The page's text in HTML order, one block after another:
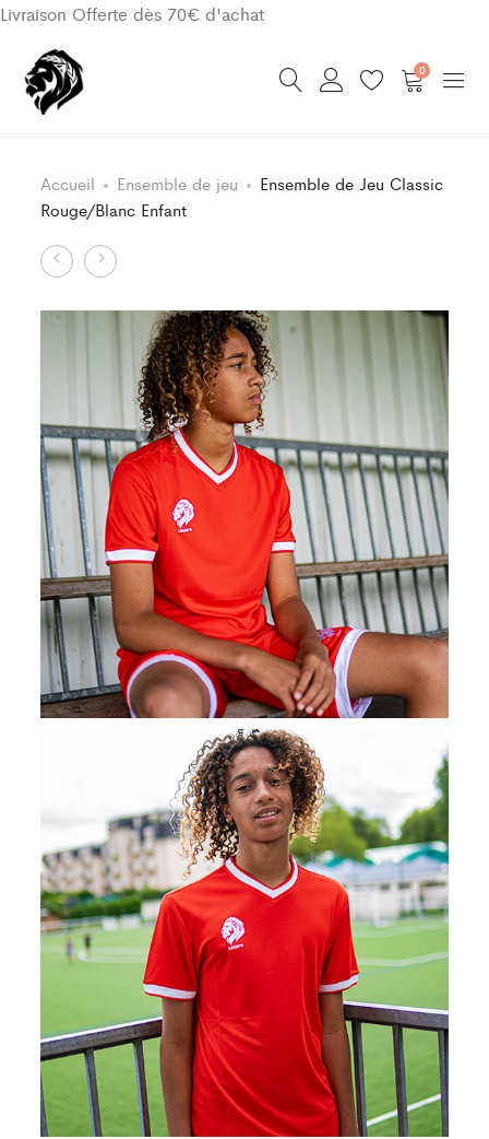
Livraison Offerte dès 70€ d'achat
0
Accueil Ensemble de jeu
Ensemble de Jeu Classic
Rouge/Blanc Enfant
Product
navigation
Ensemble
Classic
Rouge/Blanc
Ensemble
Jeu
Classic
Rouge/Vert